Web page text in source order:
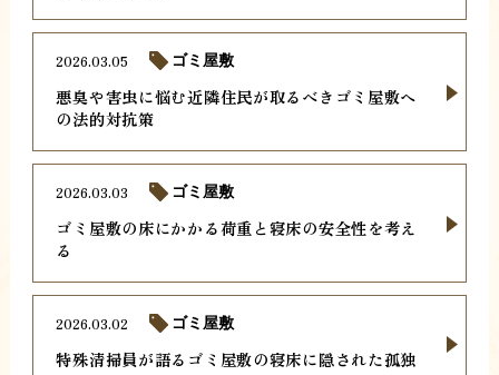
悪臭や害虫に悩む近隣住民が取るべきゴミ屋敷へ
の法的対抗策
2026.03.05 ゴミ屋敷
ゴミ屋敷の床にかかる荷重と寝床の安全性を考え
る
2026.03.03 ゴミ屋敷
特殊清掃員が語るゴミ屋敷の寝床に隠された孤独
2026.03.02 ゴミ屋敷